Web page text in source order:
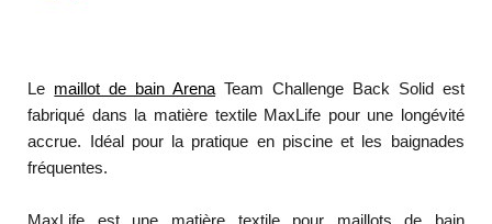
Le maillot de bain Arena Team Challenge Back Solid est
fabriqué dans la matière textile MaxLife pour une longévité
accrue. Idéal pour la pratique en piscine et les baignades
fréquentes.
MaxLife est une matière textile pour maillots de bain